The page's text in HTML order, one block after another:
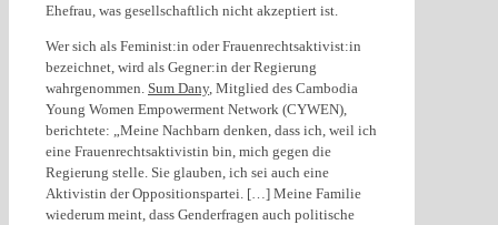
Ehefrau, was gesellschaftlich nicht akzeptiert ist.
Wer sich als Feminist:in oder Frauenrechtsaktivist:in
bezeichnet, wird als Gegner:in der Regierung
wahrgenommen. Sum Dany, Mitglied des Cambodia
Young Women Empowerment Network (CYWEN),
berichtete: „Meine Nachbarn denken, dass ich, weil ich
eine Frauenrechtsaktivistin bin, mich gegen die
Regierung stelle. Sie glauben, ich sei auch eine
Aktivistin der Oppositionspartei. […] Meine Familie
wiederum meint, dass Genderfragen auch politische